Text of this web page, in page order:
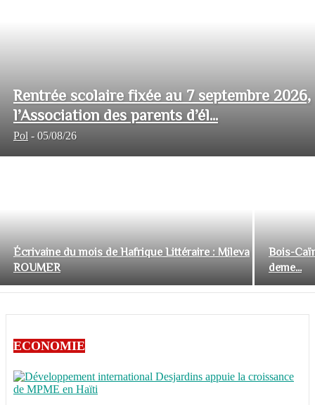
Rentrée scolaire fixée au 7 septembre 2026,
l’Association des parents d’él...
Pol - 05/08/26
Écrivaine du mois de Hafrique Littéraire : Mileva
ROUMER
Bois-
deme...
ECONOMIE